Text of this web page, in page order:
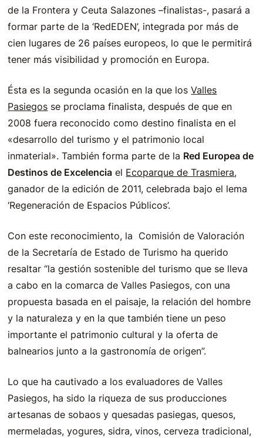
de la Frontera y Ceuta Salazones –finalistas-, pasará a
formar parte de la ‘RedEDEN’, integrada por más de
cien lugares de 26 países europeos, lo que le permitirá
tener más visibilidad y promoción en Europa.
Ésta es la segunda ocasión en la que losValles
Pasiegos se proclama finalista, después de que en
2008 fuera reconocido como destino finalista en el
«desarrollo del turismo y el patrimonio local
inmaterial». También forma parte de la Red Europea de
Destinos de Excelencia el Ecoparque de Trasmiera,
ganador de la edición de 2011, celebrada bajo el lema
‘Regeneración de Espacios Públicos’.
Con este reconocimiento, la Comisión de Valoración
de la Secretaría de Estado de Turismo ha querido
resaltar “la gestión sostenible del turismo que se lleva
a cabo en la comarca de Valles Pasiegos, con una
propuesta basada en el paisaje, la relación del hombre
y la naturaleza y en la que también tiene un peso
importante el patrimonio cultural y la oferta de
balnearios junto a la gastronomía de origen”.
Lo que ha cautivado a los evaluadores de Valles
Pasiegos, ha sido la riqueza de sus producciones
artesanas de sobaos y quesadas pasiegas, quesos,
mermeladas, yogures, sidra, vinos, cerveza tradicional,